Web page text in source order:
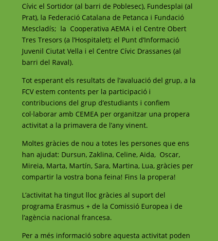
Cívic el Sortidor (al barri de Poblesec), Fundesplai (al
Prat), la Federació Catalana de Petanca i Fundació
Mescladís; la Cooperativa AEMA i el Centre Obert
Tres Tresors (a l’Hospitalet); el Punt d’Informació
Juvenil Ciutat Vella i el Centre Cívic Drassanes (al
barri del Raval).
Tot esperant els resultats de l’avaluació del grup, a la
FCV estem contents per la participació i
contribucions del grup d’estudiants i confiem
col·laborar amb CEMEA per organitzar una propera
activitat a la primavera de l’any vinent.
Moltes gràcies de nou a totes les persones que ens
han ajudat: Dursun, Zaklina, Celine, Aida, Oscar,
Mireia, Marta, Martín, Sara, Martina, Lua, gràcies per
compartir la vostra bona feina! Fins la propera!
L’activitat ha tingut lloc gràcies al suport del
programa Erasmus + de la Comissió Europea i de
l’agència nacional francesa.
Per a més informació sobre aquesta activitat poden